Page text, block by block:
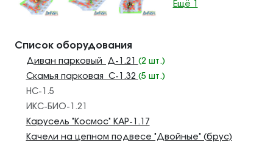
Ещё 1
Список оборудования
Диван парковый Д-1.21 (2 шт.)
Скамья парковая С-1.32 (5 шт.)
НС-1.5
ИКС-БИО-1.21
Карусель "Космос" КАР-1.17
Качели на цепном подвесе "Двойные" (брус)